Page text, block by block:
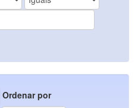
Ordenar por